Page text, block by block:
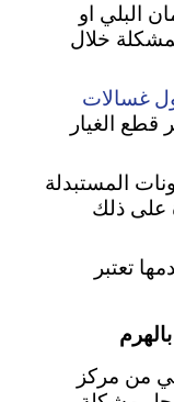
البلي او
خلال
غسالات
قطع الغيار
المستبدلة
على ذلك
تعتبر
من مركز